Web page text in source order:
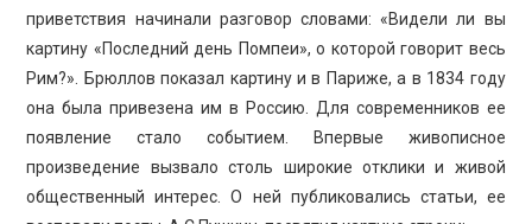
приветствия начинали разговор словами: «Видели ли вы
картину «Последний день Помпеи», о которой говорит весь
Рим?». Брюллов показал картину и в Париже, а в 1834 году
она была привезена им в Россию. Для современников ее
появление стало событием. Впервые живописное
произведение вызвало столь широкие отклики и живой
общественный интерес. О ней публиковались статьи, ее